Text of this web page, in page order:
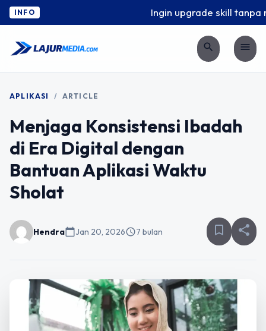
INFO Ingin upgrade skill tanpa
search menu
APLIKASI / ARTICLE
Menjaga Konsistensi Ibadah
di Era Digital dengan
Bantuan Aplikasi Waktu
Sholat
Hendracalendar_todayJan 20, 2026schedule7 bulan bookmark_border share